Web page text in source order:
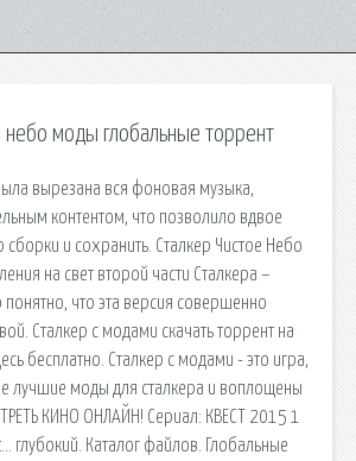
небо моды глобальные торрент
вырезана вся фоновая музыка,
контентом, что позволило вдвое
и сохранить. Сталкер Чистое Небо
на свет второй части Сталкера –
понятно, что эта версия совершенно
Сталкер с модами скачать торрент на
бесплатно. Сталкер с модами - это игра,
лучшие моды для сталкера и воплощены
КИНО ОНЛАЙН! Сериал: КВЕСТ 2015 1
глубокий. Каталог файлов. Глобальные